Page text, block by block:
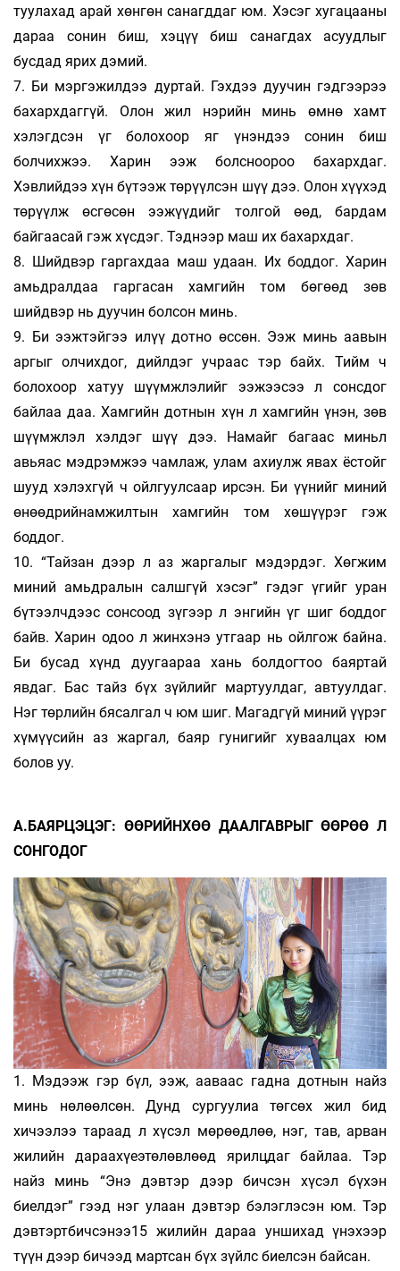
туулахад арай хөнгөн санагддаг юм. Хэсэг хугацааны
дараа сонин биш, хэцүү биш санагдах асуудлыг
бусдад ярих дэмий.
7. Би мэргэжилдээ дуртай. Гэхдээ дуучин гэдгээрээ
бахархдаггүй. Олон жил нэрийн минь өмнө хамт
хэлэгдсэн үг болохоор яг үнэндээ сонин биш
болчихжээ. Харин ээж болсноороо бахархдаг.
Хэвлийдээ хүн бүтээж төрүүлсэн шүү дээ. Олон хүүхэд
төрүүлж өсгөсөн ээжүүдийг толгой өөд, бардам
байгаасай гэж хүсдэг. Тэднээр маш их бахархдаг.
8. Шийдвэр гаргахдаа маш удаан. Их боддог. Харин
амьдралдаа гаргасан хамгийн том бөгөөд зөв
шийдвэр нь дуучин болсон минь.
9. Би ээжтэйгээ илүү дотно өссөн. Ээж минь аавын
аргыг олчихдог, дийлдэг учраас тэр байх. Тийм ч
болохоор хатуу шүүмжлэлийг ээжээсээ л сонсдог
байлаа даа. Хамгийн дотнын хүн л хамгийн үнэн, зөв
шүүмжлэл хэлдэг шүү дээ. Намайг багаас миньл
авьяас мэдрэмжээ чамлаж, улам ахиулж явах ёстойг
шууд хэлэхгүй ч ойлгуулсаар ирсэн. Би үүнийг миний
өнөөдрийнамжилтын хамгийн том хөшүүрэг гэж
боддог.
10. “Тайзан дээр л аз жаргалыг мэдэрдэг. Хөгжим
миний амьдралын салшгүй хэсэг” гэдэг үгийг уран
бүтээлчдээс сонсоод зүгээр л энгийн үг шиг боддог
байв. Харин одоо л жинхэнэ утгаар нь ойлгож байна.
Би бусад хүнд дуугаараа хань болдогтоо баяртай
явдаг. Бас тайз бүх зүйлийг мартуулдаг, автуулдаг.
Нэг төрлийн бясалгал ч юм шиг. Магадгүй миний үүрэг
хүмүүсийн аз жаргал, баяр гунигийг хуваалцах юм
болов уу.
А.БАЯРЦЭЦЭГ: ӨӨРИЙНХӨӨ ДААЛГАВРЫГ ӨӨРӨӨ Л
СОНГОДОГ
1. Мэдээж гэр бүл, ээж, ааваас гадна дотнын найз
минь нөлөөлсөн. Дунд сургуулиа төгсөх жил бид
хичээлээ тараад л хүсэл мөрөөдлөө, нэг, тав, арван
жилийн дараахүеэтөлөвлөөд ярилцдаг байлаа. Тэр
найз минь “Энэ дэвтэр дээр бичсэн хүсэл бүхэн
биелдэг” гээд нэг улаан дэвтэр бэлэглэсэн юм. Тэр
дэвтэртбичсэнээ15 жилийн дараа уншихад үнэхээр
түүн дээр бичээд мартсан бүх зүйлс биелсэн байсан.